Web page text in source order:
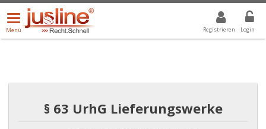
Registrieren Login
Menü
öffnen/schließen
Menü
ALLE DROPDOWN: GEWÄHLTER WERT IST ALLE
§ 63 UrhG Lieferungswerke